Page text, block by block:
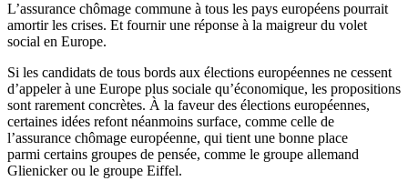
L’assurance chômage commune à tous les pays européens pourrait
amortir les crises. Et fournir une réponse à la maigreur du volet
social en Europe.
Si les candidats de tous bords aux élections européennes ne cessent
d’appeler à une Europe plus sociale qu’économique, les propositions
sont rarement concrètes. À la faveur des élections européennes,
certaines idées refont néanmoins surface, comme celle de
l’assurance chômage européenne, qui tient une bonne place
parmi certains groupes de pensée, comme le groupe allemand
Glienicker ou le groupe Eiffel.